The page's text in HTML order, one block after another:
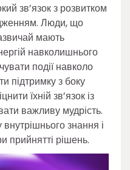
зв’язок з розвитком
Люди, що
мають
навколишнього
події навколо
підтримку з боку
їхній зв’язок із
важливу мудрість.
знання і
прийнятті рішень.